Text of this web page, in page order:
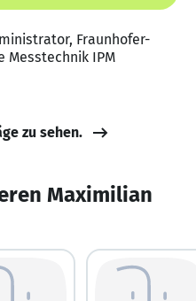
Fraunhofer-
Messtechnik IPM
zu sehen.
Maximilian